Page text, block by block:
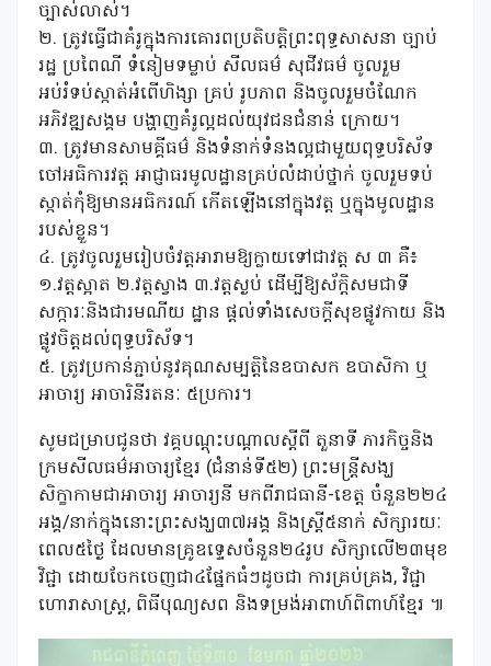
ច្បាស់លាស់។
២. ត្រូវធ្វើជាគំរូក្នុងការគោរពប្រតិបត្តិព្រះពុទ្ធសាសនា ច្បាប់
រដ្ឋ ប្រពៃណី ទំនៀមទម្លាប់ សីលធម៌ សុជីវធម៌ ចូលរួម
អប់រំទប់ស្កាត់អំពើហិង្សា គ្រប់ រូបភាព និងចូលរួមចំណែក
អភិវឌ្ឍសង្គម បង្ហាញគំរូល្អដល់យុវជនជំនាន់ ក្រោយ។
៣. ត្រូវមានសាមគ្គីធម៌ និងទំនាក់ទំនងល្អជាមួយពុទ្ធបរិស័ទ
ចៅអធិការវត្ត អាជ្ញាធរមូលដ្ឋានគ្រប់លំដាប់ថ្នាក់ ចូលរួមទប់
ស្កាត់កុំឱ្យមានអធិករណ៍ កើតឡើងនៅក្នុងវត្ត ឬក្នុងមូលដ្ឋាន
របស់ខ្លួន។
៤. ត្រូវចូលរួមរៀបចំវត្តអារាមឱ្យក្លាយទៅជាវត្ត ស ៣ គឺ៖
១.វត្តស្អាត ២.វត្តស្វាង ៣.វត្តស្ងប់ ដើម្បីឱ្យស័ក្តិសមជាទី
សក្ការៈនិងជារមណីយ ដ្ឋាន ផ្តល់ទាំងសេចក្តីសុខផ្លូវកាយ និង
ផ្លូវចិត្តដល់ពុទ្ធបរិស័ទ។
៥. ត្រូវប្រកាន់ភ្ជាប់នូវគុណសម្បត្តិនៃឧបាសក ឧបាសិកា ឬ
អាចារ្យ អាចារិនីរតនៈ ៥ប្រការ។
សូមជម្រាបជូនថា វគ្គបណ្ដុះបណ្ដាលស្ដីពី តួនាទី ភារកិច្ចនិង
ក្រមសីលធម៌អាចារ្យខ្មែរ (ជំនាន់ទី៥២) ព្រះមន្រ្តីសង្ឃ
សិក្ខាកាមជាអាចារ្យ អាចារ្យនី មកពីរាជធានី-ខេត្ត ចំនួន២២៤
អង្គ/នាក់ក្នុងនោះព្រះសង្ឃ៣៧អង្គ និងស្រ្តី៥នាក់ សិក្សារយៈ
ពេល៥ថ្ងៃ ដែលមានគ្រូឧទ្ទេសចំនួន២៤រូប សិក្សាលើ២៣មុខ
វិជ្ជា ដោយចែកចេញជា៤ផ្នែកធំៗដូចជា ការគ្រប់គ្រង, វិជ្ជា
ហោរាសាស្រ្ត, ពិធីបុណ្យសព និងទម្រង់អាពាហ៍ពិពាហ៍ខ្មែរ ៕